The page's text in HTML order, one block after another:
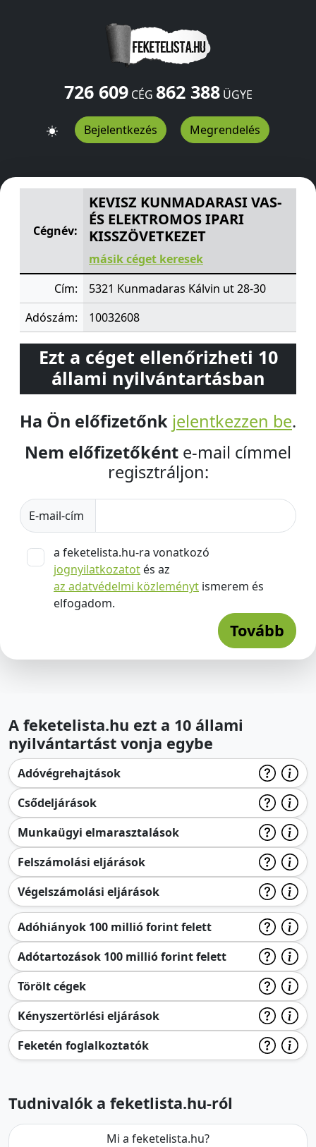
726 609CÉG 862 388ÜGYE
Bejelentkezés Megrendelés
KEVISZ KUNMADARASI VAS- ÉS ELEKTROMOS IPARI
Cégnév:
KEVISZ KUNMADARASI VAS-
ÉS ELEKTROMOS IPARI
KISSZÖVETKEZET
másik céget keresek
Cím:
5321 Kunmadaras Kálvin ut 28-30
Adószám:
10032608
Ezt a céget ellenőrizheti 10
állami nyilvántartásban
Ha Ön előfizetőnk jelentkezzen be.
Nem előfizetőként e-mail címmel
regisztráljon:
E-mail-cím
a feketelista.hu-ra vonatkozó
jognyilatkozatot és az
az adatvédelmi közleményt ismerem és
elfogadom.
Tovább
A feketelista.hu ezt a 10 állami
nyilvántartást vonja egybe
Adóvégrehajtások
Csődeljárások
Munkaügyi elmarasztalások
Felszámolási eljárások
Végelszámolási eljárások
Adóhiányok 100 millió forint felett
Adótartozások 100 millió forint felett
Törölt cégek
Kényszertörlési eljárások
Feketén foglalkoztatók
Tudnivalók a feketlista.hu-ról
Mi a feketelista.hu?